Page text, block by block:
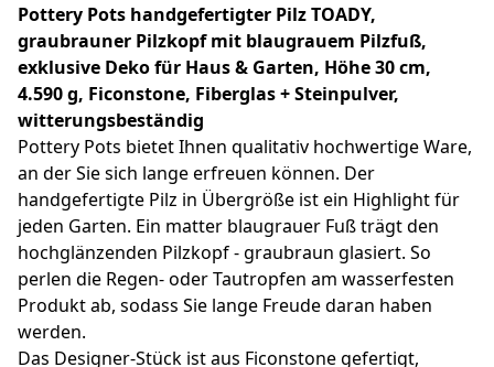
Pottery Pots handgefertigter Pilz TOADY,
graubrauner Pilzkopf mit blaugrauem Pilzfuß,
exklusive Deko für Haus & Garten, Höhe 30 cm,
4.590 g, Ficonstone, Fiberglas + Steinpulver,
witterungsbeständig
Pottery Pots bietet Ihnen qualitativ hochwertige Ware,
an der Sie sich lange erfreuen können. Der
handgefertigte Pilz in Übergröße ist ein Highlight für
jeden Garten. Ein matter blaugrauer Fuß trägt den
hochglänzenden Pilzkopf - graubraun glasiert. So
perlen die Regen- oder Tautropfen am wasserfesten
Produkt ab, sodass Sie lange Freude daran haben
werden.
Das Designer-Stück ist aus Ficonstone gefertigt,